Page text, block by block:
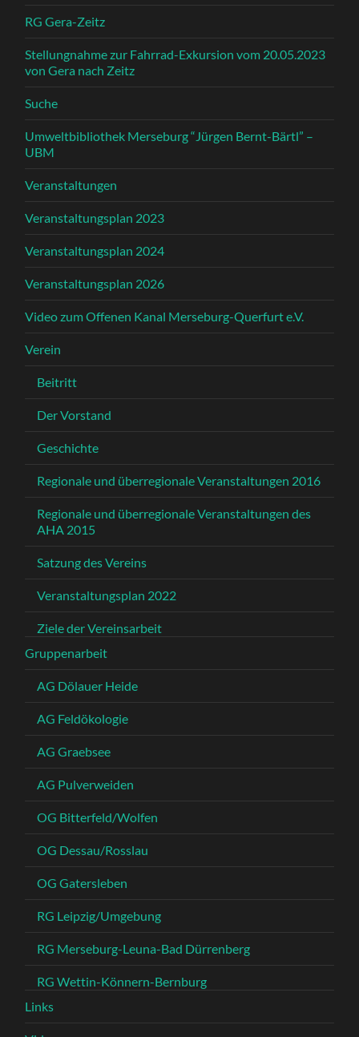
RG Gera-Zeitz
Stellungnahme zur Fahrrad-Exkursion vom 20.05.2023
von Gera nach Zeitz
Suche
Umweltbibliothek Merseburg “Jürgen Bernt-Bärtl” –
UBM
Veranstaltungen
Veranstaltungsplan 2023
Veranstaltungsplan 2024
Veranstaltungsplan 2026
Video zum Offenen Kanal Merseburg-Querfurt e.V.
Verein
Beitritt
Der Vorstand
Geschichte
Regionale und überregionale Veranstaltungen 2016
Regionale und überregionale Veranstaltungen des
AHA 2015
Satzung des Vereins
Veranstaltungsplan 2022
Ziele der Vereinsarbeit
Gruppenarbeit
AG Dölauer Heide
AG Feldökologie
AG Graebsee
AG Pulverweiden
OG Bitterfeld/Wolfen
OG Dessau/Rosslau
OG Gatersleben
RG Leipzig/Umgebung
RG Merseburg-Leuna-Bad Dürrenberg
RG Wettin-Könnern-Bernburg
Links